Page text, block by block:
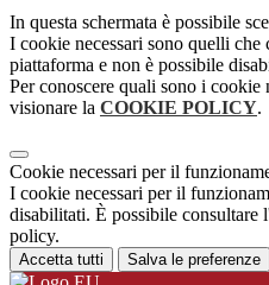
In questa schermata è possibile
I cookie necessari sono quelli
piattaforma e non è possibile
Per conoscere quali sono i cookie
visionare la COOKIE POLICY.
Cookie necessari per il
I cookie necessari per il
disabilitati. È possibile consultare
policy.
Accetta tutti Salva le preferenze